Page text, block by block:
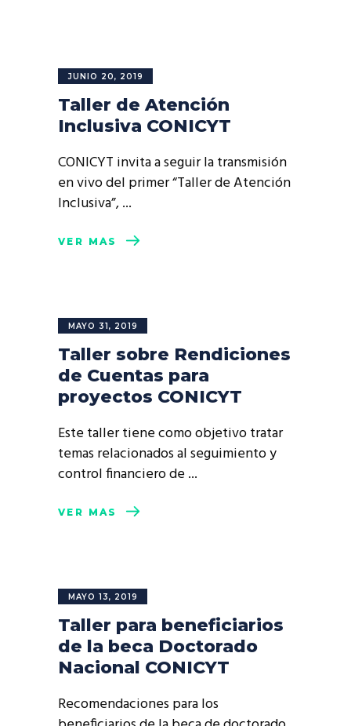
JUNIO 20, 2019
Taller de Atención
Inclusiva CONICYT
CONICYT invita a seguir la transmisión
en vivo del primer “Taller de Atención
Inclusiva”,
VER MÁS
MAYO 31, 2019
Taller sobre Rendiciones
de Cuentas para
proyectos CONICYT
Este taller tiene como objetivo tratar
temas relacionados al seguimiento y
control financiero de
VER MÁS
MAYO 13, 2019
Taller para beneficiarios
de la beca Doctorado
Nacional CONICYT
Recomendaciones para los